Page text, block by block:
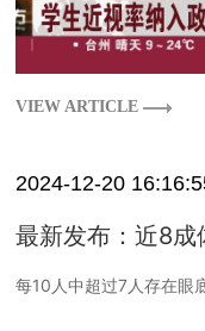
VIEW ARTICLE
2024-12-20
最新发布：近8成
每10人中超过7人存在眼